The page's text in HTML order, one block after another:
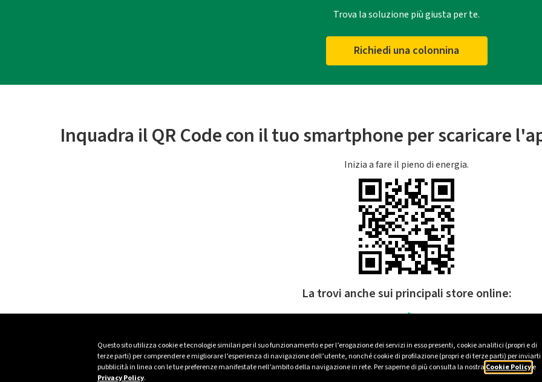
Questo sito utilizza cookie e tecnologie similari per il suo funzionamento e per l’erogazione dei servizi in esso presenti, cookie analitici (propri e di
terze parti) per comprendere e migliorare l’esperienza di navigazione dell’utente, nonché cookie di profilazione (propri e di terze parti) per inviarti
pubblicità in linea con le tue preferenze manifestate nell’ambito della navigazione in rete. Per saperne di più consulta la nostra Cookie Policye
Privacy Policy.
Trova la soluzione più giusta per te.
Richiedi una colonnina
Inquadra il QR Code con il tuo smartphone per scaricare
Inizia a fare il pieno di energia.
La trovi anche sui principali store online: